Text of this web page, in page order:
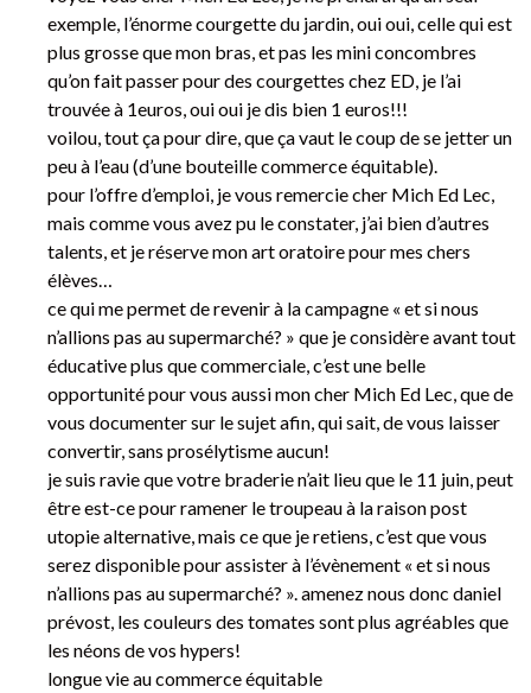
exemple, l’énorme courgette du jardin, oui oui, celle qui est
plus grosse que mon bras, et pas les mini concombres
qu’on fait passer pour des courgettes chez ED, je l’ai
trouvée à 1euros, oui oui je dis bien 1 euros!!!
voilou, tout ça pour dire, que ça vaut le coup de se jetter un
peu à l’eau (d’une bouteille commerce équitable).
pour l’offre d’emploi, je vous remercie cher Mich Ed Lec,
mais comme vous avez pu le constater, j’ai bien d’autres
talents, et je réserve mon art oratoire pour mes chers
élèves…
ce qui me permet de revenir à la campagne « et si nous
n’allions pas au supermarché? » que je considère avant tout
éducative plus que commerciale, c’est une belle
opportunité pour vous aussi mon cher Mich Ed Lec, que de
vous documenter sur le sujet afin, qui sait, de vous laisser
convertir, sans prosélytisme aucun!
je suis ravie que votre braderie n’ait lieu que le 11 juin, peut
être est-ce pour ramener le troupeau à la raison post
utopie alternative, mais ce que je retiens, c’est que vous
serez disponible pour assister à l’évènement « et si nous
n’allions pas au supermarché? ». amenez nous donc daniel
prévost, les couleurs des tomates sont plus agréables que
les néons de vos hypers!
longue vie au commerce équitable